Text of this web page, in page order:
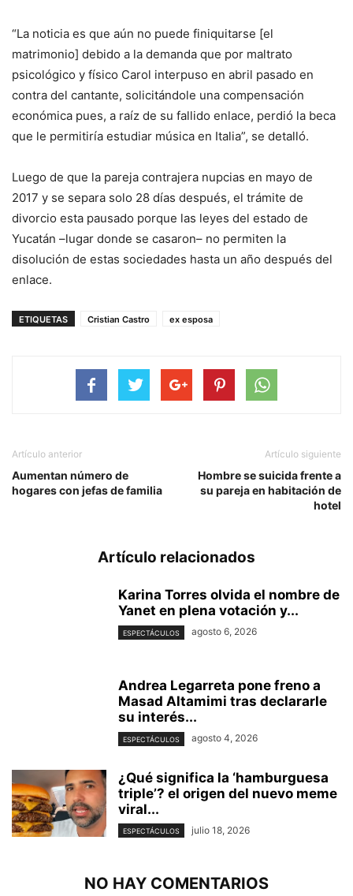
“La noticia es que aún no puede finiquitarse [el
matrimonio] debido a la demanda que por maltrato
psicológico y físico Carol interpuso en abril pasado en
contra del cantante, solicitándole una compensación
económica pues, a raíz de su fallido enlace, perdió la beca
que le permitiría estudiar música en Italia”, se detalló.
Luego de que la pareja contrajera nupcias en mayo de
2017 y se separa solo 28 días después, el trámite de
divorcio esta pausado porque las leyes del estado de
Yucatán –lugar donde se casaron– no permiten la
disolución de estas sociedades hasta un año después del
enlace.
ETIQUETAS Cristian Castro ex esposa
Artículo anterior
Aumentan número de
hogares con jefas de familia
Artículo siguiente
Hombre se suicida frente a
su pareja en habitación de
hotel
Artículo relacionados
Karina Torres olvida el nombre de
Yanet en plena votación y...
ESPECTÁCULOS agosto 6, 2026
Andrea Legarreta pone freno a
Masad Altamimi tras declararle
su interés...
ESPECTÁCULOS agosto 4, 2026
¿Qué significa la ‘hamburguesa
triple’? el origen del nuevo meme
viral...
ESPECTÁCULOS julio 18, 2026
NO HAY COMENTARIOS